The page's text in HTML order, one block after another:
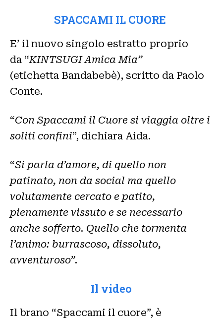
SPACCAMI IL CUORE
E’ il nuovo singolo estratto proprio
da “KINTSUGI Amica Mia”
(etichetta Bandabebè), scritto da Paolo
Conte.
“Con Spaccami il Cuore si viaggia oltre i
soliti confini”, dichiara Aida.
“Si parla d’amore, di quello non
patinato, non da social ma quello
volutamente cercato e patito,
pienamente vissuto e se necessario
anche sofferto. Quello che tormenta
l’animo: burrascoso, dissoluto,
avventuroso”.
Il video
Il brano “Spaccami il cuore”, è